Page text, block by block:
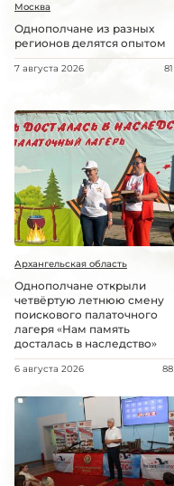
Москва
Однополчане из разных
регионов делятся опытом
7 августа 2026 81
Архангельская область
Однополчане открыли
четвёртую летнюю смену
поискового палаточного
лагеря «Нам память
досталась в наследство»
6 августа 2026 88